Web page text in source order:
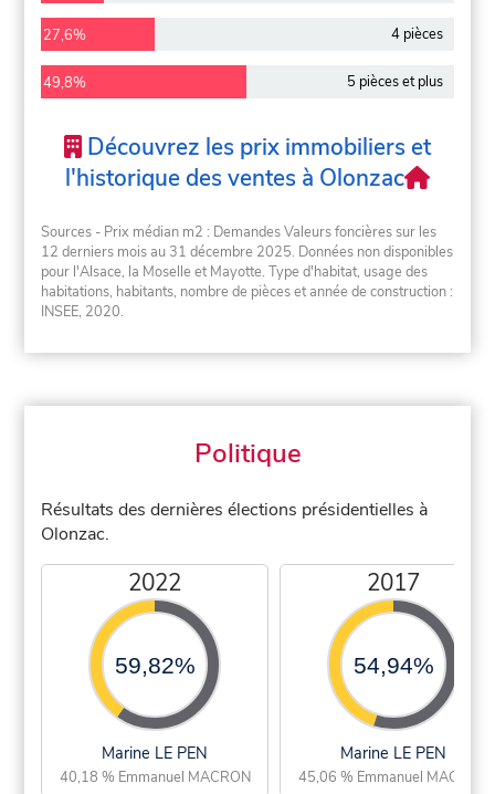
27,6% 4 pièces
49,8% 5 pièces et plus
Découvrez les prix immobiliers et
l'historique des ventes à Olonzac
Sources - Prix médian m2 : Demandes Valeurs foncières sur les
12 derniers mois au 31 décembre 2025. Données non disponibles
pour l'Alsace, la Moselle et Mayotte. Type d'habitat, usage des
habitations, habitants, nombre de pièces et année de construction :
INSEE, 2020.
Politique
Résultats des dernières élections présidentielles à
Olonzac.
2022
59,82%
Marine LE PEN
40,18 % Emmanuel MACRON
2017
54,94%
Marine LE PEN
45,06 % Emmanuel MACRON